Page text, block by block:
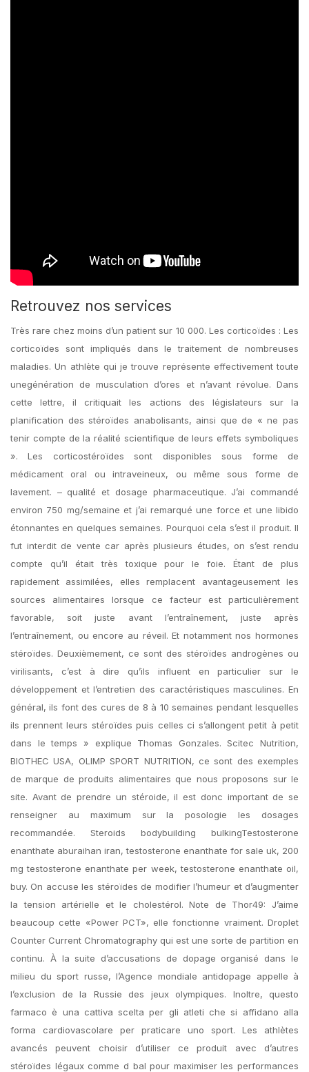
Retrouvez nos services
Très rare chez moins d’un patient sur 10 000. Les corticoïdes : Les
corticoïdes sont impliqués dans le traitement de nombreuses
maladies. Un athlète qui je trouve représente effectivement toute
unegénération de musculation d’ores et n’avant révolue. Dans
cette lettre, il critiquait les actions des législateurs sur la
planification des stéroïdes anabolisants, ainsi que de « ne pas
tenir compte de la réalité scientifique de leurs effets symboliques
». Les corticostéroïdes sont disponibles sous forme de
médicament oral ou intraveineux, ou même sous forme de
lavement. – qualité et dosage pharmaceutique. J’ai commandé
environ 750 mg/semaine et j’ai remarqué une force et une libido
étonnantes en quelques semaines. Pourquoi cela s’est il produit. Il
fut interdit de vente car après plusieurs études, on s’est rendu
compte qu’il était très toxique pour le foie. Étant de plus
rapidement assimilées, elles remplacent avantageusement les
sources alimentaires lorsque ce facteur est particulièrement
favorable, soit juste avant l’entraînement, juste après
l’entraînement, ou encore au réveil. Et notamment nos hormones
stéroïdes. Deuxièmement, ce sont des stéroïdes androgènes ou
virilisants, c’est à dire qu’ils influent en particulier sur le
développement et l’entretien des caractéristiques masculines. En
général, ils font des cures de 8 à 10 semaines pendant lesquelles
ils prennent leurs stéroïdes puis celles ci s’allongent petit à petit
dans le temps » explique Thomas Gonzales. Scitec Nutrition,
BIOTHEC USA, OLIMP SPORT NUTRITION, ce sont des exemples
de marque de produits alimentaires que nous proposons sur le
site. Avant de prendre un stéroide, il est donc important de se
renseigner au maximum sur la posologie les dosages
recommandée. Steroids bodybuilding bulkingTestosterone
enanthate aburaihan iran, testosterone enanthate for sale uk, 200
mg testosterone enanthate per week, testosterone enanthate oil,
buy. On accuse les stéroïdes de modifier l’humeur et d’augmenter
la tension artérielle et le cholestérol. Note de Thor49: J’aime
beaucoup cette «Power PCT», elle fonctionne vraiment. Droplet
Counter Current Chromatography qui est une sorte de partition en
continu. À la suite d’accusations de dopage organisé dans le
milieu du sport russe, l’Agence mondiale antidopage appelle à
l’exclusion de la Russie des jeux olympiques. Inoltre, questo
farmaco è una cattiva scelta per gli atleti che si affidano alla
forma cardiovascolare per praticare uno sport. Les athlètes
avancés peuvent choisir d’utiliser ce produit avec d’autres
stéroïdes légaux comme d bal pour maximiser les performances